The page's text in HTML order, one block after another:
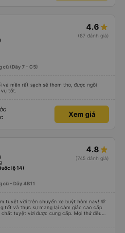
4.6
(87 đánh giá)
cũ (Dãy 7 - C5)
và mền rất sạch sẽ thơm tho, được ngồi
tốt.
Xem giá
4.8
(745 đánh giá)
lộ 14)
cũ - Dãy 4B11
tuyệt vời trên chuyến xe buýt hôm nay! 💯
tốt và thực sự mang lại cảm giác cao cấp
tuyệt vời được cung cấp. Mọi thứ đều
và tài xế rất tốt bụng, hữu ích và chu đáo,